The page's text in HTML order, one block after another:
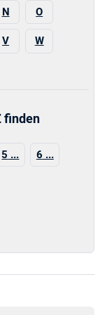
N O
V W
finden
5 6